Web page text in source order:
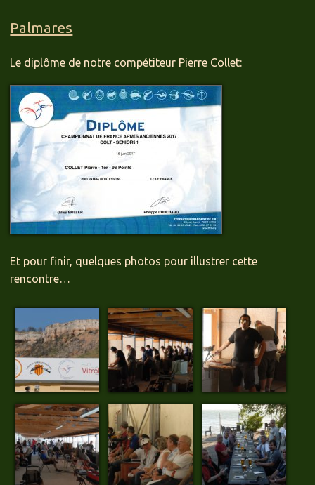
Palmares
Le diplôme de notre compétiteur Pierre Collet:
Et pour finir, quelques photos pour illustrer cette
rencontre…